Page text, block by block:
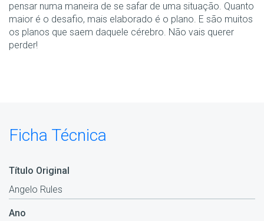
pensar numa maneira de se safar de uma situação. Quanto
maior é o desafio, mais elaborado é o plano. E são muitos
os planos que saem daquele cérebro. Não vais querer
perder!
Ficha Técnica
Título Original
Angelo Rules
Ano